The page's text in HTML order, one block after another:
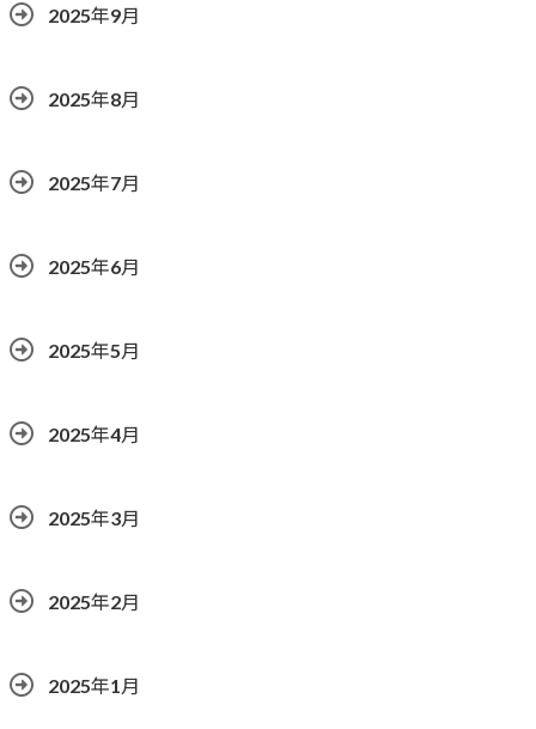
2025年9月
2025年8月
2025年7月
2025年6月
2025年5月
2025年4月
2025年3月
2025年2月
2025年1月